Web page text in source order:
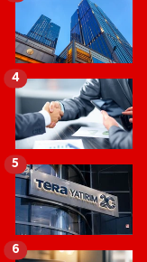
4
5
6